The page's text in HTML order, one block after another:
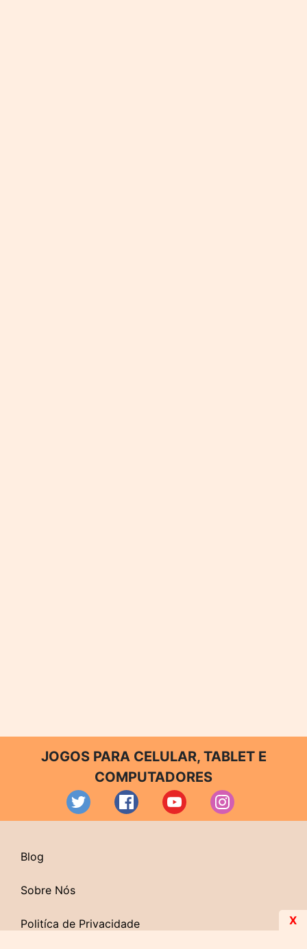
JOGOS PARA CELULAR, TABLET E
COMPUTADORES
Blog
Sobre Nós
Politíca de Privacidade X